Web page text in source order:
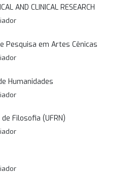
AND CLINICAL RESEARCH
Pesquisa em Artes Cênicas
Humanidades
Filosofia (UFRN)